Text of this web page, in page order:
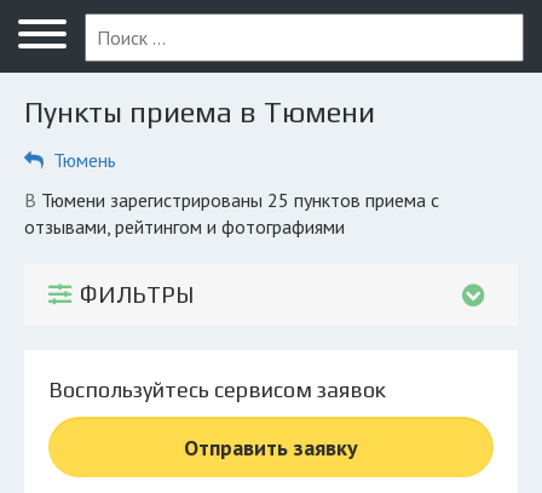
Меню
Главная
Вопрос юристу
Экоблог
Личный кабинет
© 2026 Все права защищены
Пункты приема в Тюмени
Тюмень
в Тюмени зарегистрированы 25 пунктов приема с
отзывами, рейтингом и фотографиями
ФИЛЬТРЫ
Воспользуйтесь сервисом заявок
Отправить заявку